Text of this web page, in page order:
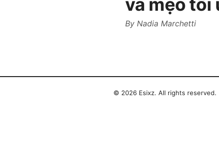
và mẹo tối
By Nadia Marchetti
© 2026 Esixz. All rights reserved.